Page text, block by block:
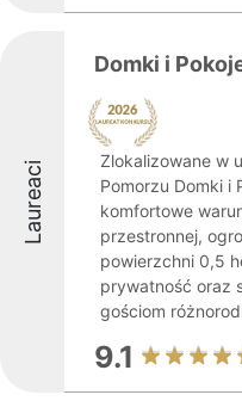
Laureaci
Domki i
Zlokalizowane w
Pomorzu Domki i
komfortowe
przestronnej,
powierzchni 0,5
prywatność oraz
gościom
9.1